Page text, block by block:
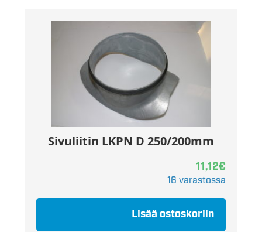
Sivuliitin LKPN D 250/200mm
11,12€
16 varastossa
Lisää ostoskoriin